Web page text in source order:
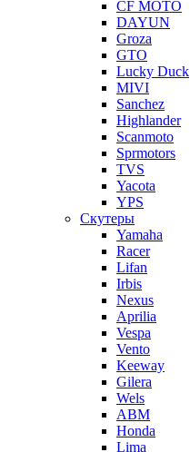
CF MOTO
DAYUN
Groza
GTO
Lucky Duck
MIVI
Sanchez
Highlander
Scanmoto
Sprmotors
TVS
Yacota
YPS
Скутеры
Yamaha
Racer
Lifan
Irbis
Nexus
Aprilia
Vespa
Vento
Keeway
Gilera
Wels
ABM
Honda
Lima